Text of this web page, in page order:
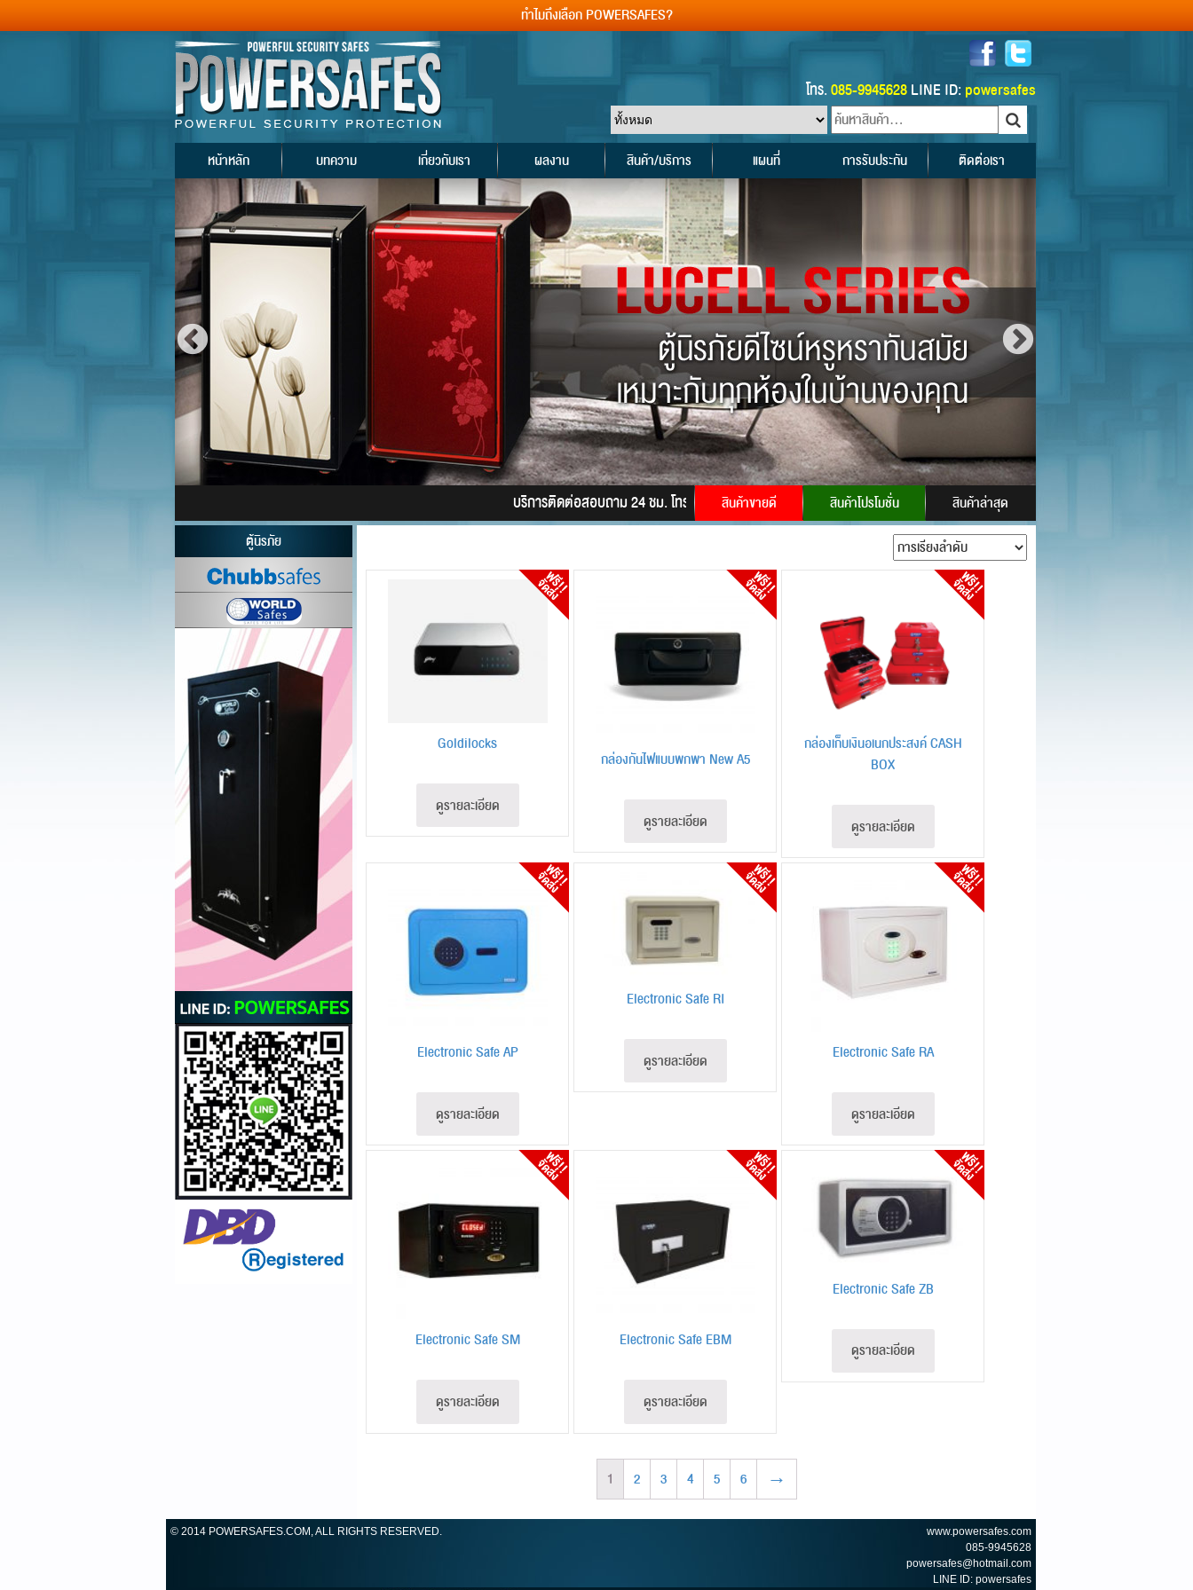
ทำไมถึงเลือก POWERSAFES?
โทร.085-9945628LINE ID: powersafes
หน้าหลัก บทความ เกี่ยวกับเรา ผลงาน สินค้า/บริการ แผนที่ การรับประกัน ติดต่อเรา
บริการติดต่อสอบถาม 24 ชม. โทร.085-9945628LINE ID: powersafes
สินค้าขายดี สินค้าโปรโมชั่น
สินค้าล่าสุด
ตู้นิรภัย
Goldilocks
ดูรายละเอียด
กล่องกันไฟแบบพกพา New A5
ดูรายละเอียด
กล่องเก็บเงินอเนกประสงค์ CASH
BOX
ดูรายละเอียด
Electronic Safe AP
ดูรายละเอียด
Electronic Safe RI
ดูรายละเอียด Electronic Safe RA
ดูรายละเอียด
Electronic Safe SM
ดูรายละเอียด
Electronic Safe EBM
ดูรายละเอียด
Electronic Safe ZB
ดูรายละเอียด
1 2 3 4 5 6 →
© 2014 POWERSAFES.COM, ALL RIGHTS RESERVED.
www.powersafes.com
085-9945628
powersafes@hotmail.com
LINE ID: powersafes